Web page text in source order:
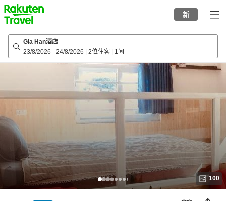
to
top
page
新
Gia Han酒店
23/8/2026 - 24/8/2026 2位住客 1间
100